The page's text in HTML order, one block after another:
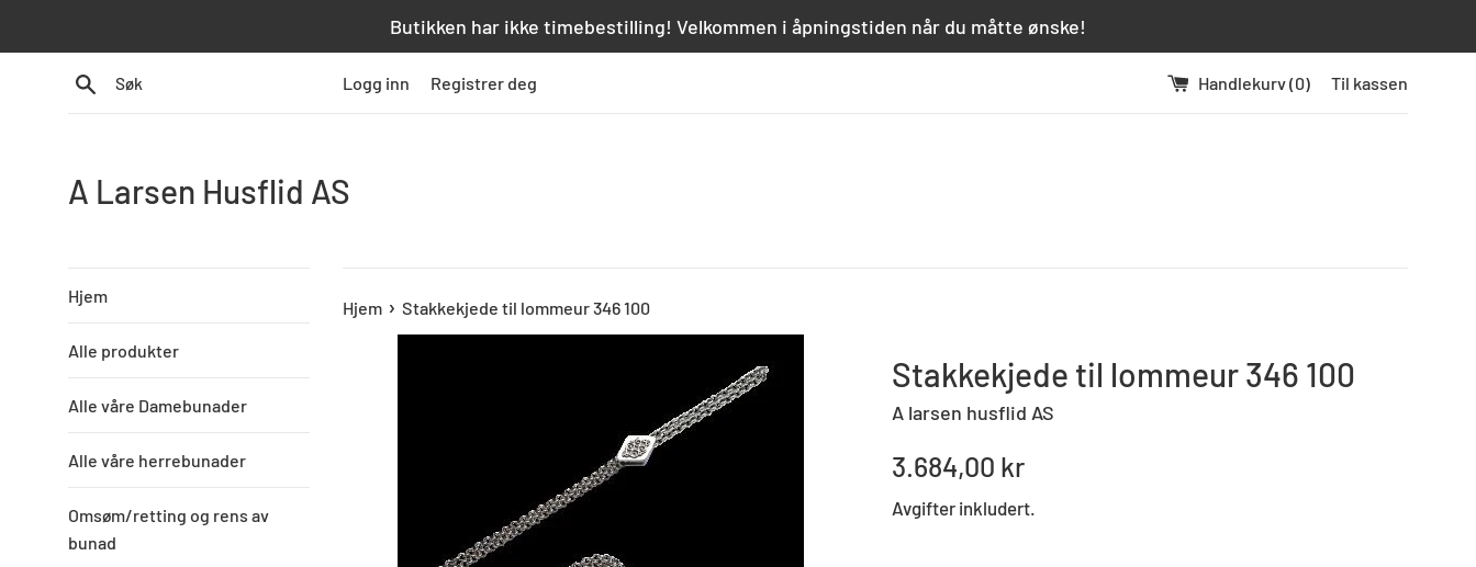
Butikken har ikke timebestilling! Velkommen i åpningstiden når du måtte ønske!
Søk Logg inn Registrer deg Handlekurv (0) Til kassen
A Larsen Husflid AS
Hjem
Alle produkter
Alle våre Damebunader
Alle våre herrebunader
Omsøm/retting og rens av
bunad
Hjem › Stakkekjede til lommeur 346 100
Stakkekjede til lommeur 346 100
A larsen husflid AS
Standard
3.684,00 kr
Avgifter inkludert.